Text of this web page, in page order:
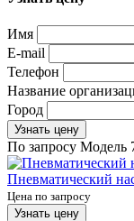
Имя
E-mail
Телефон
Название
Город
Узнать цену
По запросу Модель
Пневматический
Цена по запросу
Узнать цену